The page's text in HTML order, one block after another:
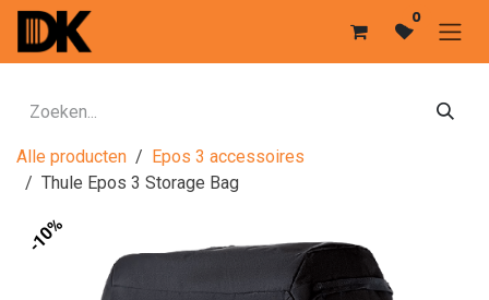
Overslaan naar inhoud 0
Alle producten
Epos 3 accessoires
Thule Epos 3 Storage Bag
-10%